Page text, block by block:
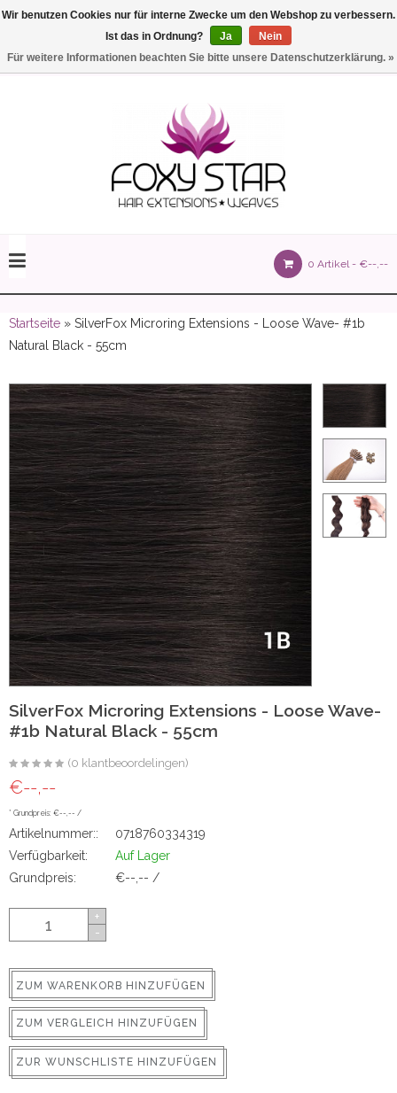
Einstellungen
0 Artikel - €--,--
150 gram)
20 inch | Luxe & Natuurlijk Volume
Wave
Startseite » SilverFox Microring Extensions - Loose Wave- #1b
Natural Black - 55cm
SilverFox Microring Extensions - Loose Wave-
#1b Natural Black - 55cm
(0 klantbeoordelingen)
€--,--
* Grundpreis: €--,-- /
Artikelnummer::
0718760334319
Verfügbarkeit:
Auf Lager
Grundpreis:
€--,-- /
+
-
ZUM WARENKORB HINZUFÜGEN
ZUM VERGLEICH HINZUFÜGEN
ZUR WUNSCHLISTE HINZUFÜGEN
Wir benutzen Cookies nur für interne Zwecke um den Webshop zu verbessern.
Ist das in Ordnung?
Ja
Nein
Für weitere Informationen beachten Sie bitte unsere Datenschutzerklärung. »